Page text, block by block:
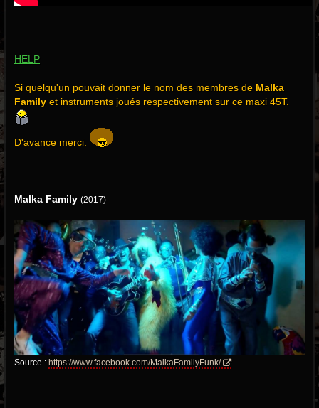
HELP
Si quelqu'un pouvait donner le nom des membres de Malka
Family et instruments joués respectivement sur ce maxi 45T.
D'avance merci.
Malka Family (2017)
Source : https://www.facebook.com/MalkaFamilyFunk/